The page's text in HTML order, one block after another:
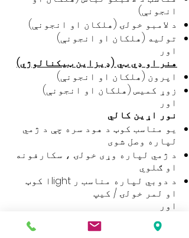
انجونې)
د لامبو خولۍ (هلکان او انجونې)
تولیه (هلکان او انجونې)
اور
هنر او ډي ټي (ډیزاین ټیکنالوژي)
اپرون (هلکان او انجونې)
زوړ کمیس (هلکان او انجونې)
اور
نور اړین کالي
یو مناسب کوټ د هود سره چې د ژمي
لپاره وصل شوی
د ژمي لپاره وړی خولۍ ، سکارفونه
او ګلوي
د دوبي لپاره مناسب ر lightا کوټ
او لمر خولۍ / کیپ
اور
ټول یونیفارم د کینګسبي های روډ
له پلورنځیو څخه اخیستل کیدی شي.